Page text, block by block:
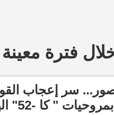
فترة معينة 27.08.2015
سر إعجاب
" كا -52" الهجومية الروسية